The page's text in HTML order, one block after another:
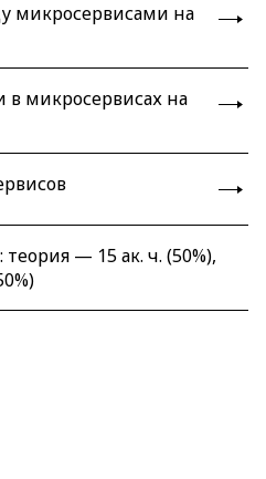
микросервисами на
микросервисах на
теория — 15 ак. ч. (50%),